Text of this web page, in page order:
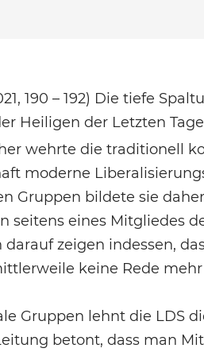
190 – 192) Die tiefe
Heiligen der Letzten
wehrte die traditionell
moderne
Gruppen bildete sie
seitens eines Mitgliedes
zeigen indessen,
keine Rede
Gruppen lehnt die LDS
betont, dass man